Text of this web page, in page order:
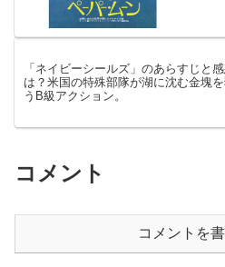
「ネイビーシールズ」のあらすじと
は？米国の特殊部隊が湖に沈む金塊を
うB級アクション。
コメント
コメントを